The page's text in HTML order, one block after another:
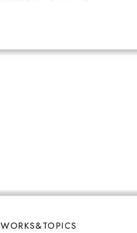
WORKS&TOPICS